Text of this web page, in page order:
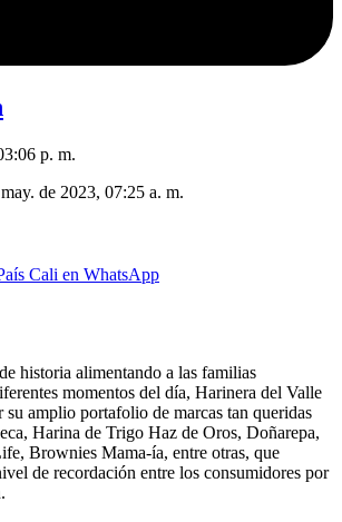
p. m.
de 2023, 07:25 a. m.
Cali en WhatsApp
historia alimentando a las familias
momentos del día, Harinera del Valle
su amplio portafolio de marcas tan queridas
Harina de Trigo Haz de Oros, Doñarepa,
Brownies Mama-ía, entre otras, que
de recordación entre los consumidores por